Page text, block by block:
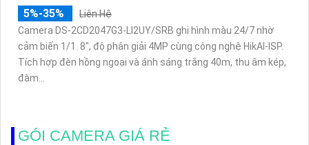
5%-35%
Liên Hệ
Camera DS-2CD2047G3-LI2UY/SRB ghi hình màu 24/7 nhờ
cảm biến 1/1. 8", độ phân giải 4MP cùng công nghệ HikAI-ISP.
Tích hợp đèn hồng ngoại và ánh sáng trắng 40m, thu âm kép,
đàm...
GÓI CAMERA GIÁ RẺ